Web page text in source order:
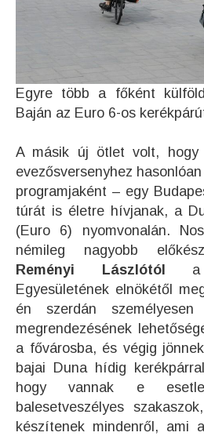
Egyre több a főként
Baján az Euro 6-os
A másik új ötlet volt,
evezősversenyhez
programjaként – egy
túrát is életre hívjanak, a
(Euro 6) nyomvonalán.
némileg nagyobb
Reményi Lászlótól
a
Egyesületének elnökétől
én szerdán
megrendezésének
a fővárosba, és végig
bajai Duna hídig
hogy vannak e
balesetveszélyes
készítenek mindenről, ami